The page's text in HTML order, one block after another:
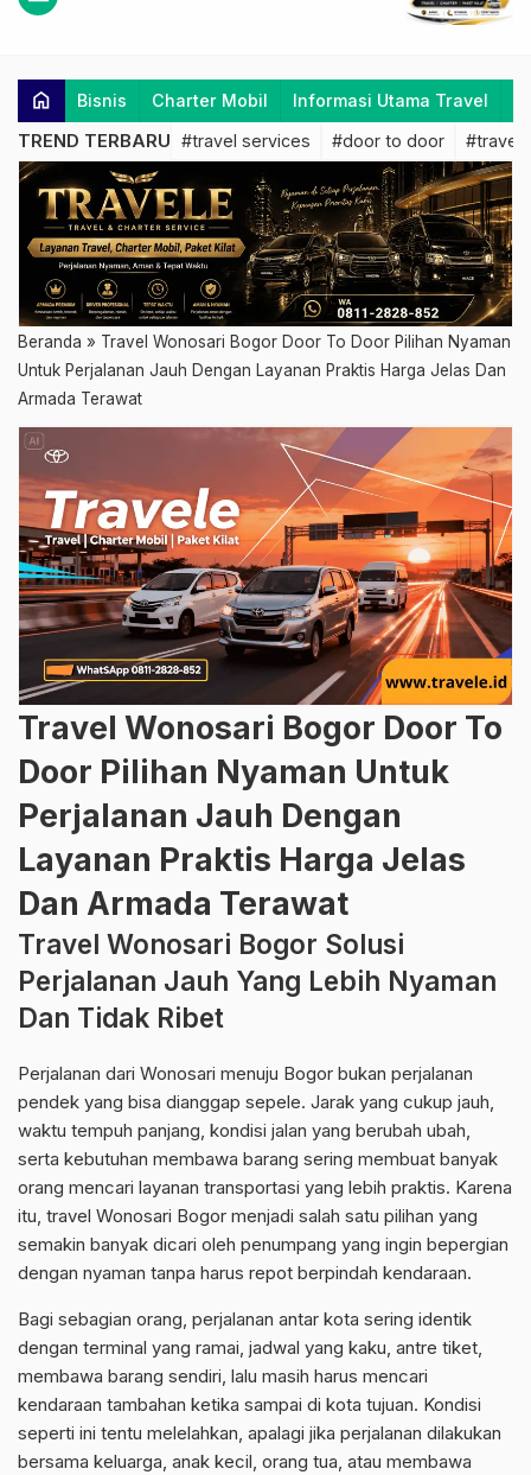
home Bisnis Charter Mobil Informasi Utama Travel
TREND TERBARU #travel services #door to door #travel
Beranda » Travel Wonosari Bogor Door To Door Pilihan Nyaman
Untuk Perjalanan Jauh Dengan Layanan Praktis Harga Jelas Dan
Armada Terawat
Travel Wonosari Bogor Door To
Door Pilihan Nyaman Untuk
Perjalanan Jauh Dengan
Layanan Praktis Harga Jelas
Dan Armada Terawat
Travel Wonosari Bogor Solusi
Perjalanan Jauh Yang Lebih Nyaman
Dan Tidak Ribet
Perjalanan dari Wonosari menuju Bogor bukan perjalanan
pendek yang bisa dianggap sepele. Jarak yang cukup jauh,
waktu tempuh panjang, kondisi jalan yang berubah ubah,
serta kebutuhan membawa barang sering membuat banyak
orang mencari layanan transportasi yang lebih praktis. Karena
itu, travel Wonosari Bogor menjadi salah satu pilihan yang
semakin banyak dicari oleh penumpang yang ingin bepergian
dengan nyaman tanpa harus repot berpindah kendaraan.
Bagi sebagian orang, perjalanan antar kota sering identik
dengan terminal yang ramai, jadwal yang kaku, antre tiket,
membawa barang sendiri, lalu masih harus mencari
kendaraan tambahan ketika sampai di kota tujuan. Kondisi
seperti ini tentu melelahkan, apalagi jika perjalanan dilakukan
bersama keluarga, anak kecil, orang tua, atau membawa